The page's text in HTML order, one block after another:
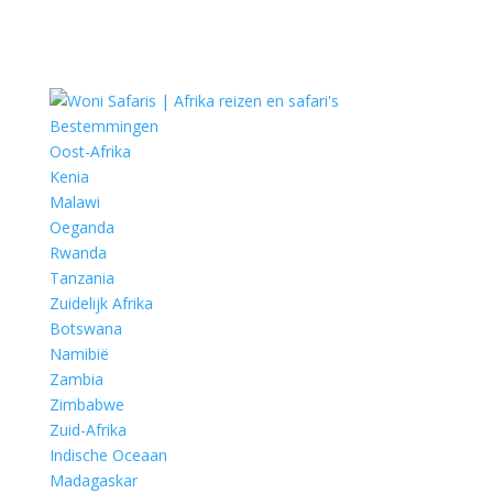
Bestemmingen
Oost-Afrika
Kenia
Malawi
Oeganda
Rwanda
Tanzania
Zuidelijk Afrika
Botswana
Namibië
Zambia
Zimbabwe
Zuid-Afrika
Indische Oceaan
Madagaskar